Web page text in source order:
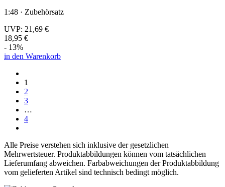
1:48 · Zubehörsatz
UVP: 21,69 €
18,95 €
- 13%
in den Warenkorb
1
2
3
…
4
Alle Preise verstehen sich inklusive der gesetzlichen
Mehrwertsteuer. Produktabbildungen können vom tatsächlichen
Lieferumfang abweichen. Farbabweichungen der Produktabbildung
vom gelieferten Artikel sind technisch bedingt möglich.